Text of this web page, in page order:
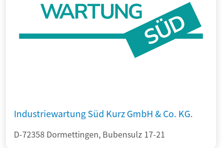
Industriewartung Süd Kurz GmbH & Co. KG.
D-72358 Dormettingen, Bubensulz 17-21